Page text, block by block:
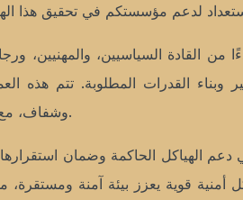
لدعم مؤسستكم في تحقيق هذا
السياسيين، والمهنيين،
وبناء القدرات المطلوبة. تتم هذه
وشفاف، مع ضمان السرية التامة.
الهياكل الحاكمة وضمان
أمنية قوية يعزز بيئة آمنة ومستقرة،